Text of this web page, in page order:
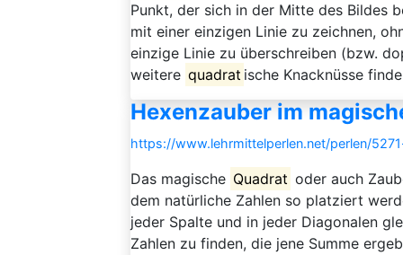
Punkt, der sich in der Mitte des Bildes
mit einer einzigen Linie zu zeichnen,
einzige Linie zu überschreiben (bzw.
weitere quadrat ische Knacknüsse
Hexenzauber im
https://www.lehrmittelperlen.net/perlen/
Das magische Quadrat oder auch
dem natürliche Zahlen so platziert
jeder Spalte und in jeder Diagonalen
Zahlen zu finden, die jene Summe